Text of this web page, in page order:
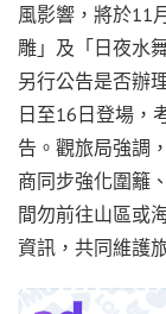
風影響，將於11
雕」及「日夜水
另行公告是否辦
日至16日登場，
告。觀旅局強調
商同步強化圍籬
間勿前往山區或
資訊，共同維護